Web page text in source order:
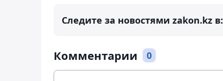
Следите за новостями zakon.kz в:
Комментарии 0